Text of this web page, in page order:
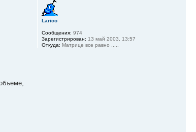
Larico
Сообщения: 974
Зарегистрирован: 13 май 2003, 13:57
Откуда: Матрице все равно .....